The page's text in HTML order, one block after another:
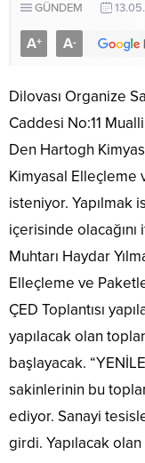
GÜNDEM
A+ A-
Dilovası Organize
Caddesi No:11
Den Hartogh
Kimyasal Elleçleme
isteniyor. Yapılmak
içerisinde
Muhtarı Haydar
Elleçleme ve
ÇED Toplantısı
yapılacak olan
başlayacak.
sakinlerinin bu
ediyor. Sanayi
girdi. Yapılacak